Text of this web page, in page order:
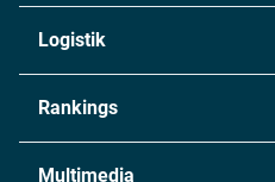
Chemie
Metall
Logistik
Rankings
Multimedia